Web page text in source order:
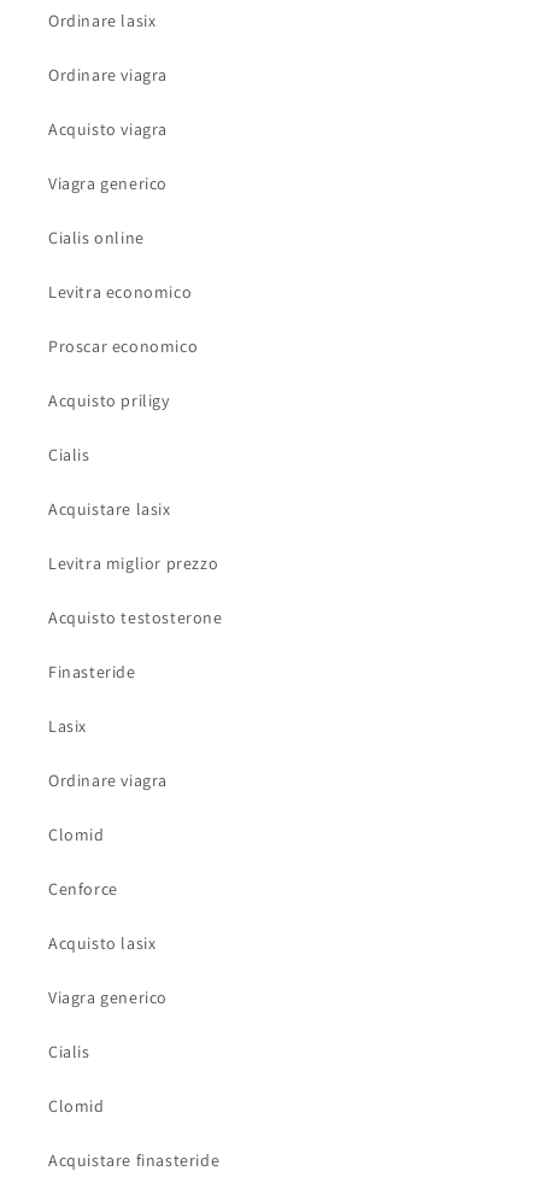
Ordinare lasix
Ordinare viagra
Acquisto viagra
Viagra generico
Cialis online
Levitra economico
Proscar economico
Acquisto priligy
Cialis
Acquistare lasix
Levitra miglior prezzo
Acquisto testosterone
Finasteride
Lasix
Ordinare viagra
Clomid
Cenforce
Acquisto lasix
Viagra generico
Cialis
Clomid
Acquistare finasteride